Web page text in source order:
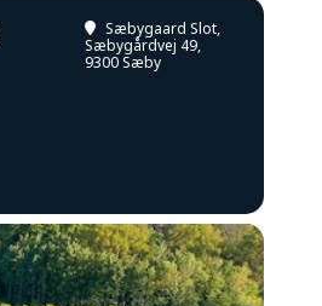
Sæbygaard Slot,
Sæbygårdvej 49,
9300 Sæby